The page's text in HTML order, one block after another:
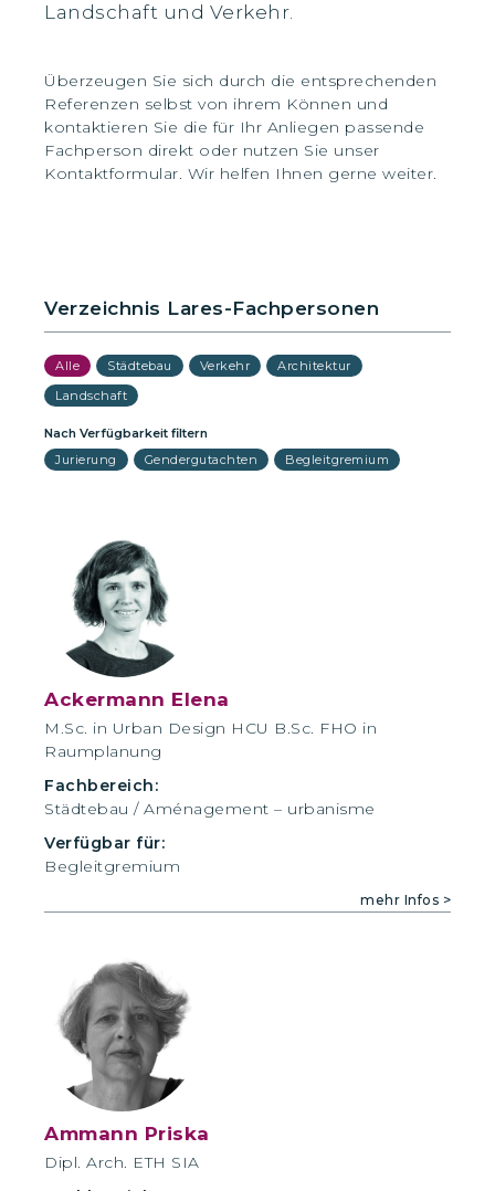
Landschaft und Verkehr.
Überzeugen Sie sich durch die entsprechenden
Referenzen selbst von ihrem Können und
kontaktieren Sie die für Ihr Anliegen passende
Fachperson direkt oder nutzen Sie unser
Kontaktformular. Wir helfen Ihnen gerne weiter.
Verzeichnis Lares-Fachpersonen
Alle Städtebau Verkehr
Architektur
Landschaft
Nach Verfügbarkeit filtern
Jurierung
Gendergutachten Begleitgremium
Ackermann Elena
M.Sc. in Urban Design HCU B.Sc. FHO in
Raumplanung
Fachbereich:
Städtebau / Aménagement – urbanisme
Verfügbar für:
Begleitgremium
mehr Infos >
Ammann Priska
Dipl. Arch. ETH SIA